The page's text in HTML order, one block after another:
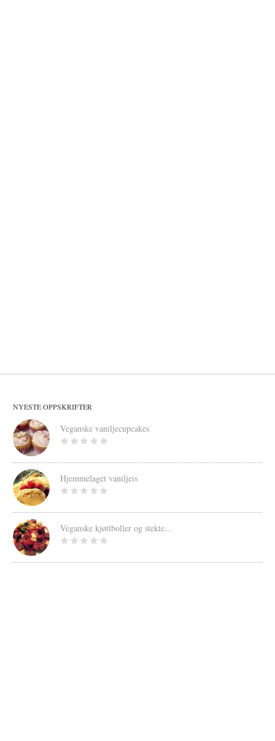
NYESTE OPPSKRIFTER
Veganske vaniljecupcakes
Hjemmelaget vaniljeis
Veganske kjøttboller og stekte...